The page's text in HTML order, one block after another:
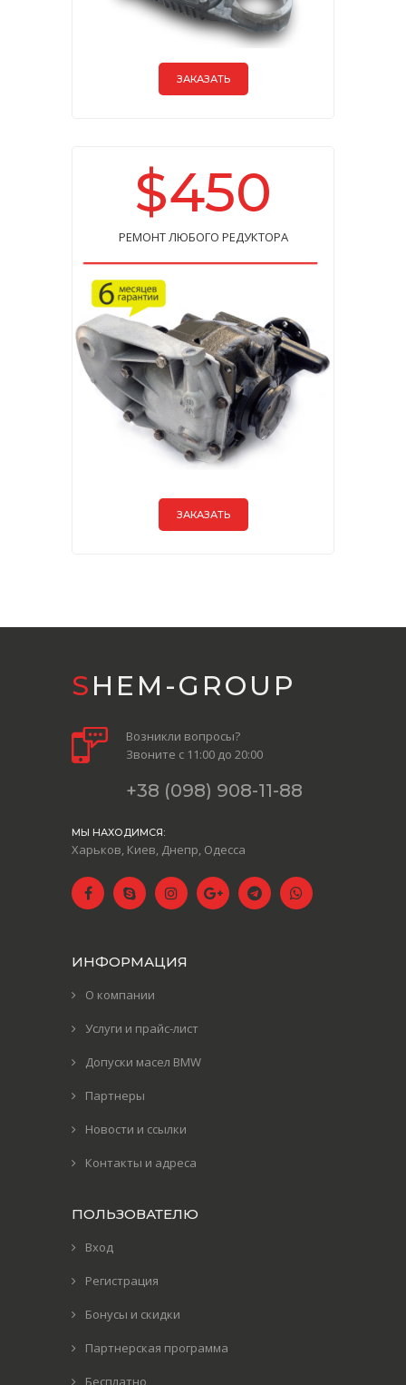
ЗАКАЗАТЬ
$450
РЕМОНТ ЛЮБОГО РЕДУКТОРА
ЗАКАЗАТЬ
SHEM-GROUP
Возникли вопросы?
Звоните с 11:00 до 20:00
+38 (098) 908-11-88
МЫ НАХОДИМСЯ:
Харьков, Киев, Днепр, Одесса
ИНФОРМАЦИЯ
О компании
Услуги и прайс-лист
Допуски масел BMW
Партнеры
Новости и ссылки
Контакты и адреса
ПОЛЬЗОВАТЕЛЮ
Вход
Регистрация
Бонусы и скидки
Партнерская программа
Бесплатно